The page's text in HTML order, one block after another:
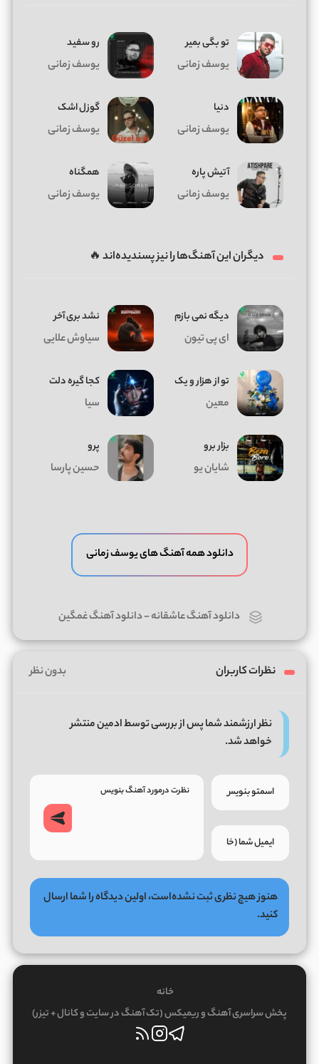
تو بگی بمیر
یوسف زمانی
رو سفید
یوسف زمانی
دنیا
یوسف زمانی
گوزل اشک
یوسف زمانی
آتیش پاره
یوسف زمانی
همگناه
یوسف زمانی
دیگران این آهنگ‌ها را نیز پسندیده‌اند 🔥
دیگه نمی بازم
ای پی تیون
نشد بری آخر
سیاوش علایی
تو از هزار و یک
معین
کجا گیره دلت
سیا
بزار برو
شایان یو
پرو
حسین پارسا
دانلود همه آهنگ های یوسف زمانی
دانلود آهنگ عاشقانه-دانلود آهنگ غمگین
نظرات کاربران بدون نظر
نظر ارزشمند شما پس از بررسی توسط ادمین منتشر
خواهد شد.
هنوز هیچ نظری ثبت نشده‌است، اولین دیدگاه را شما ارسال
کنید.
خانه
پخش سراسری آهنگ و ریمیکس (تک آهنگ در سایت و کانال + تیزر)